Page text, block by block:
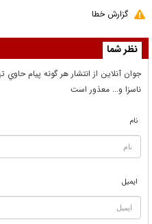
گزارش خطا
نظر شما
جوان آنلاين از انتشار هر گونه پيام
ناسزا و... معذور است
نام
ایمیل